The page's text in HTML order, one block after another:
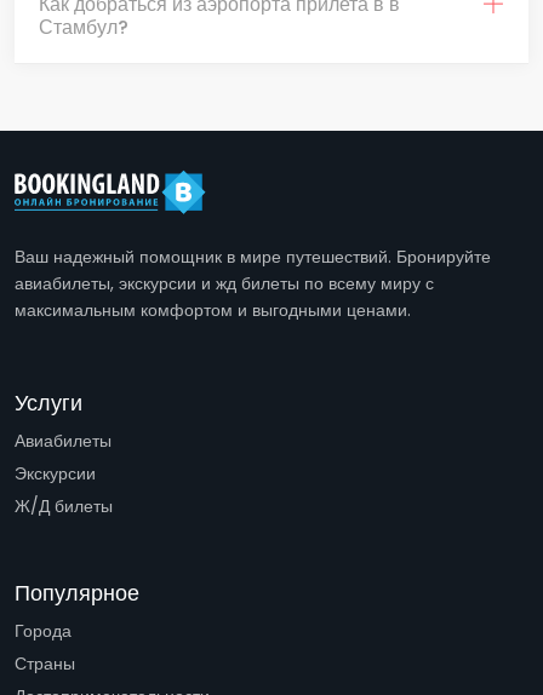
Стамбул?
Ваш надежный помощник в мире путешествий. Бронируйте
авиабилеты, экскурсии и жд билеты по всему миру с
максимальным комфортом и выгодными ценами.
Услуги
Авиабилеты
Экскурсии
Ж/Д билеты
Популярное
Города
Страны